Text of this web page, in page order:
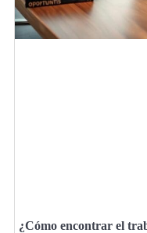
¿Cómo encontrar el